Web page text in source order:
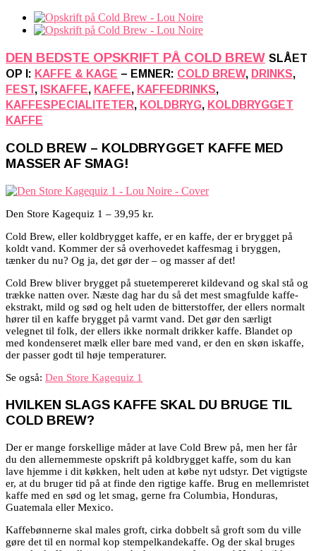
DEN BEDSTE OPSKRIFT PÅ COLD BREW SLÅET
OP I: KAFFE & KAGE – EMNER: COLD BREW, DRINKS,
FEST, ISKAFFE, KAFFE, KAFFEDRINKS,
KAFFESPECIALITETER, KOLDBRYG, KOLDBRYGGET
KAFFE
COLD BREW – KOLDBRYGGET KAFFE MED
MASSER AF SMAG!
Den Store Kagequiz 1 – 39,95 kr.
Cold Brew, eller koldbrygget kaffe, er en kaffe, der er brygget på
koldt vand. Kommer der så overhovedet kaffesmag i bryggen,
tænker du nu? Og ja, det gør der – og masser af det!
Cold Brew bliver brygget på stuetempereret kildevand og skal stå og
trække natten over. Næste dag har du så det mest smagfulde kaffe-
ekstrakt, mild og sød og helt uden de bitterstoffer, der ellers normalt
hører til en kaffe brygget på varmt vand. Det gør den særligt
velegnet til folk, der ellers ikke normalt drikker kaffe. Blandet op
med kondenseret mælk eller bare med vand, er den en skøn iskaffe,
der passer godt til høje temperaturer.
Se også: Den Store Kagequiz 1
HVILKEN SLAGS KAFFE SKAL DU BRUGE TIL
COLD BREW?
Der er mange forskellige måder at lave Cold Brew på, men her får
du den allernemmeste opskrift på koldbrygget kaffe, som du kan
lave hjemme i dit køkken, helt uden at købe nyt udstyr. Det vigtigste
er, at du bruger tid på at finde den rigtige kaffe. Brug en mellemristet
kaffe med en sød og let smag, gerne fra Columbia, Honduras,
Guatemala eller Mexico.
Kaffebønnerne skal males groft, cirka dobbelt så groft som du ville
gøre det til en normal kop stempelkandekaffe. Og der skal bruges